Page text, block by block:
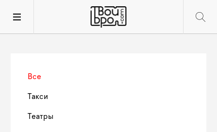
Все
Такси
Театры